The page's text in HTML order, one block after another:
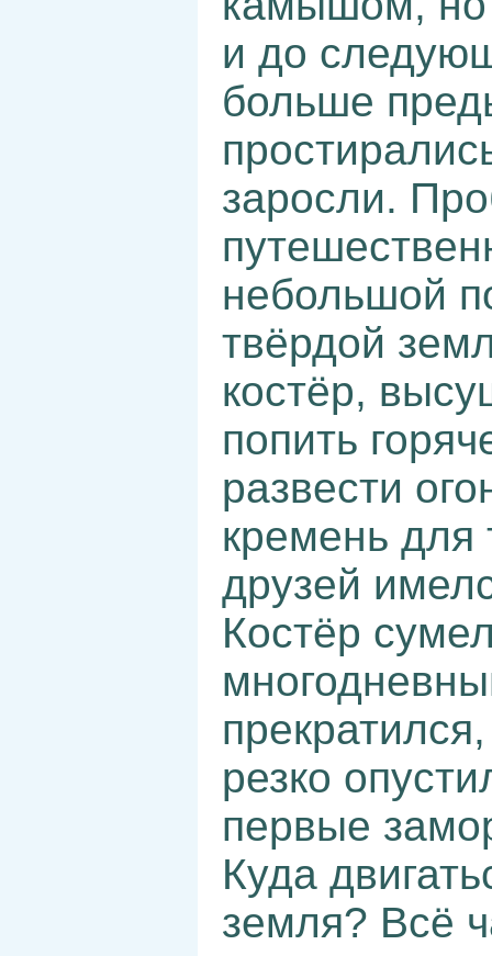
и до
больше
заросли.
небольшой
твёрдой
костёр,
попить
развести
кремень для
друзей
Костёр
резко
первые
Куда
земля? Всё